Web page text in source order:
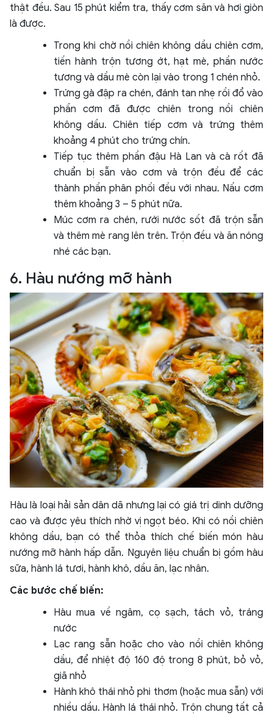
thật đều. Sau 15 phút kiểm tra, thấy cơm săn và hơi giòn
là được.
Trong khi chờ nồi chiên không dầu chiên cơm,
tiến hành trộn tương ớt, hạt mè, phần nước
tương và dầu mè còn lại vào trong 1 chén nhỏ.
Trứng gà đập ra chén, đánh tan nhẹ rồi đổ vào
phần cơm đã được chiên trong nồi chiên
không dầu. Chiên tiếp cơm và trứng thêm
khoảng 4 phút cho trứng chín.
Tiếp tục thêm phần đậu Hà Lan và cà rốt đã
chuẩn bị sẵn vào cơm và trộn đều để các
thành phần phân phối đều với nhau. Nấu cơm
thêm khoảng 3 – 5 phút nữa.
Múc cơm ra chén, rưới nước sốt đã trộn sẵn
và thêm mè rang lên trên. Trộn đều và ăn nóng
nhé các bạn.
6. Hàu nướng mỡ hành
Hàu là loại hải sản dân dã nhưng lại có giá trị dinh dưỡng
cao và được yêu thích nhờ vị ngọt béo. Khi có nồi chiên
không dầu, bạn có thể thỏa thích chế biến món hàu
nướng mỡ hành hấp dẫn. Nguyên liệu chuẩn bị gồm hàu
sữa, hành lá tươi, hành khô, dầu ăn, lạc nhân.
Các bước chế biến:
Hàu mua về ngâm, cọ sạch, tách vỏ, tráng
nước
Lạc rang sẵn hoặc cho vào nồi chiên không
dầu, để nhiệt độ 160 độ trong 8 phút, bỏ vỏ,
giã nhỏ
Hành khô thái nhỏ phi thơm (hoặc mua sẵn) với
nhiều dầu. Hành lá thái nhỏ. Trộn chung tất cả